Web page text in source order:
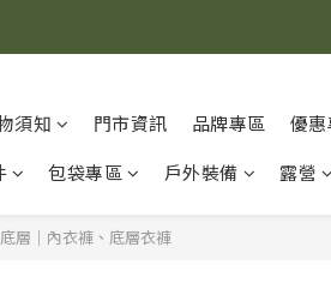
須知 門市資訊 品牌專區
優
包袋專區 戶外裝備 露營
底層｜內衣褲、底層衣褲